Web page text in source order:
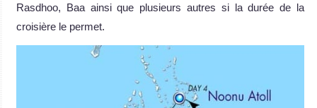
Rasdhoo, Baa ainsi que plusieurs autres si la durée de la
croisière le permet.